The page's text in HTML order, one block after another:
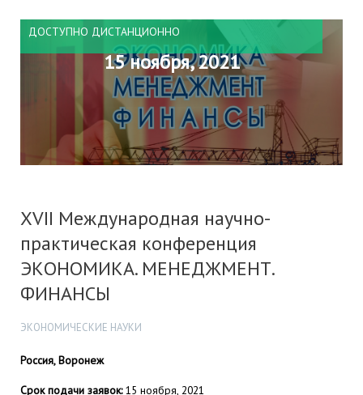
ДОСТУПНО ДИСТАНЦИОННО
15 ноября, 2021
XVII Международная научно-
практическая конференция
ЭКОНОМИКА. МЕНЕДЖМЕНТ.
ФИНАНСЫ
ЭКОНОМИЧЕСКИЕ НАУКИ
Россия, Воронеж
Срок подачи заявок:15 ноября, 2021